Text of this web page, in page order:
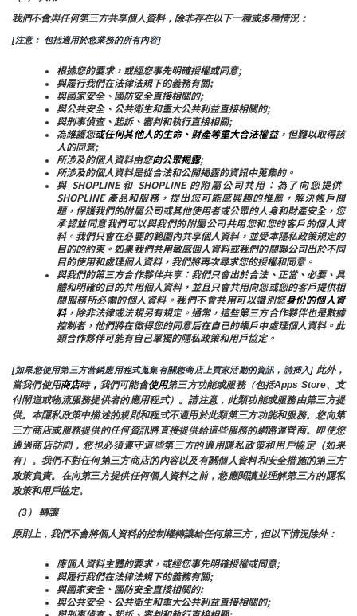
我們不會與任何第三方共享個人資料，除非存在以下一種或多種情況：
[注意： 包括適用於您業務的所有內容]
根據您的要求，或經您事先明確授權或同意;
與履行我們在法律法規下的義務有關;
與國家安全、國防安全直接相關的;
與公共安全、公共衛生和重大公共利益直接相關的;
與刑事偵查、起訴、審判和執行直接相關;
為維護您或任何其他人的生命、財產等重大合法權益，但難以取得該
人的同意;
所涉及的個人資料由您向公眾揭露;
所涉及的個人資料是從合法和公開揭露的資訊中蒐集的。
與 SHOPLINE 和 SHOPLINE 的附屬公司共用：為了向您提供
SHOPLINE 產品和服務，提出您可能感興趣的推薦，解決帳戶問
題，保護我們的附屬公司或其他使用者或公眾的人身和財產安全，您
承認並同意我們可以與我們的附屬公司共用您和您的客戶的個人資
料。我們只會在必要的範圍內共享個人資料，並受本隱私政策規定的
目的的約束。如果我們共用敏感個人資料或我們的關聯公司出於不同
目的使用和處理個人資料，我們將再次尋求您的授權和同意。
與我們的第三方合作夥伴共享：我們只會出於合法、正當、必要、具
體和明確的目的共用個人資料，並且只會共用向您或您的客戶提供相
關服務所必需的個人資料。我們不會共用可以識別您身份的個人資
料，除非法律或法規另有規定。通常，這些第三方合作夥伴也是數據
控制者，他們將在徵得您的同意后在自己的帳戶中處理個人資料。此
類合作夥伴可能有自己單獨的隱私政策和用戶協定。
[如果您使用第三方营銷應用程式蒐集有關您商店上買家活動的資訊，請插入] 此外，
當我們使用商店時， 我們可能會使用第三方功能或服務（包括Apps Store、支
付閘道或物流服務提供者的應用程式）。請注意，此類功能或服務由第三方提
供。本隱私政策中描述的規則和程式不適用於此類第三方功能和服務。您向第
三方商店或服務提供的任何資訊將直接提供給這些服務的網路運營商。即使您
通過商店訪問，您也必須遵守這些第三方的適用隱私政策和用戶協定（如果
有）。我們不對任何第三方商店的內容以及有關個人資料和安全措施的第三方
政策負責。在向第三方提供任何個人資料之前，您應閱讀並理解第三方的隱私
政策和用戶協定。
（3） 轉讓
原則上，我們不會將個人資料的控制權轉讓給任何第三方，但以下情況除外：
應個人資料主體的要求，或經您事先明確授權或同意;
與履行我們在法律法規下的義務有關;
與國家安全、國防安全直接相關的;
與公共安全、公共衛生和重大公共利益直接相關的;